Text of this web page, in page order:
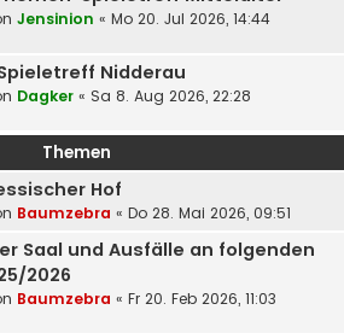
Jensinion « Mo 20. Jul 2026, 14:44
Nidderau
Dagker « Sa 8. Aug 2026, 22:28
Themen
Hof
Baumzebra « Do 28. Mai 2026, 09:51
Saal und Ausfälle an folgenden
2026
Baumzebra « Fr 20. Feb 2026, 11:03